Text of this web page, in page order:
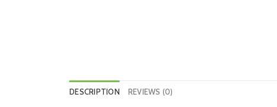
DESCRIPTION REVIEWS (0)